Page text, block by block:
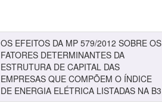
OS EFEITOS DA MP 579/2012 SOBRE OS
FATORES DETERMINANTES DA
ESTRUTURA DE CAPITAL DAS
EMPRESAS QUE COMPÕEM O ÍNDICE
DE ENERGIA ELÉTRICA LISTADAS NA B3